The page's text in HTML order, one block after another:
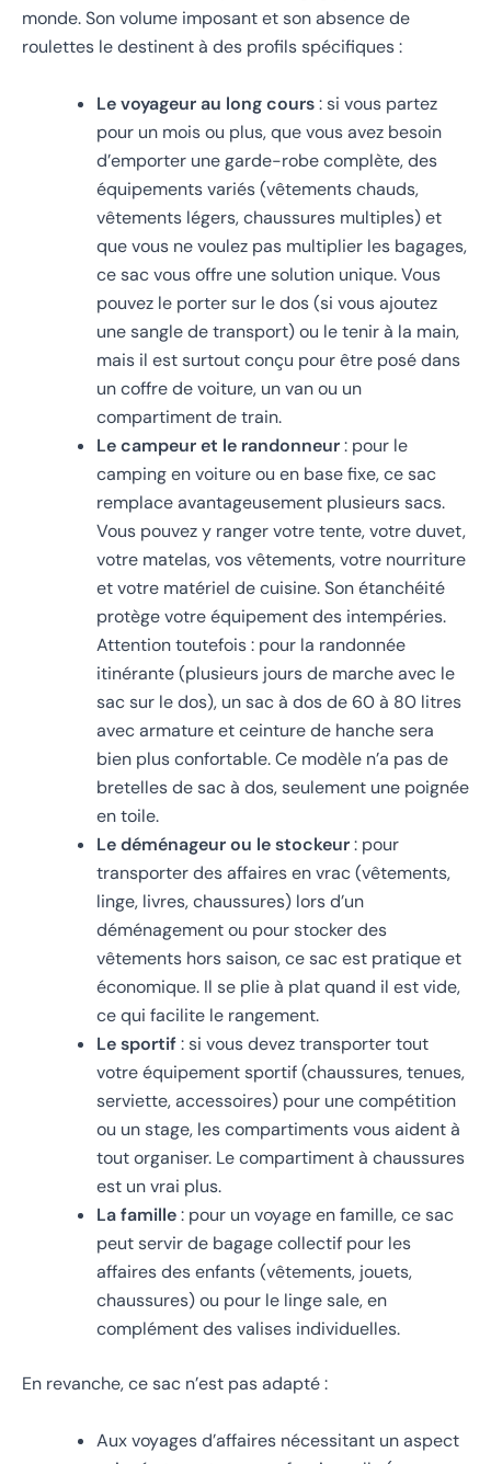
monde. Son volume imposant et son absence de
roulettes le destinent à des profils spécifiques :
Le voyageur au long cours: si vous partez
pour un mois ou plus, que vous avez besoin
d’emporter une garde-robe complète, des
équipements variés (vêtements chauds,
vêtements légers, chaussures multiples) et
que vous ne voulez pas multiplier les bagages,
ce sac vous offre une solution unique. Vous
pouvez le porter sur le dos (si vous ajoutez
une sangle de transport) ou le tenir à la main,
mais il est surtout conçu pour être posé dans
un coffre de voiture, un van ou un
compartiment de train.
Le campeur et le randonneur: pour le
camping en voiture ou en base fixe, ce sac
remplace avantageusement plusieurs sacs.
Vous pouvez y ranger votre tente, votre duvet,
votre matelas, vos vêtements, votre nourriture
et votre matériel de cuisine. Son étanchéité
protège votre équipement des intempéries.
Attention toutefois : pour la randonnée
itinérante (plusieurs jours de marche avec le
sac sur le dos), un sac à dos de 60 à 80 litres
avec armature et ceinture de hanche sera
bien plus confortable. Ce modèle n’a pas de
bretelles de sac à dos, seulement une poignée
en toile.
Le déménageur ou le stockeur: pour
transporter des affaires en vrac (vêtements,
linge, livres, chaussures) lors d’un
déménagement ou pour stocker des
vêtements hors saison, ce sac est pratique et
économique. Il se plie à plat quand il est vide,
ce qui facilite le rangement.
Le sportif: si vous devez transporter tout
votre équipement sportif (chaussures, tenues,
serviette, accessoires) pour une compétition
ou un stage, les compartiments vous aident à
tout organiser. Le compartiment à chaussures
est un vrai plus.
La famille: pour un voyage en famille, ce sac
peut servir de bagage collectif pour les
affaires des enfants (vêtements, jouets,
chaussures) ou pour le linge sale, en
complément des valises individuelles.
En revanche, ce sac n’est pas adapté :
Aux voyages d’affaires nécessitant un aspect